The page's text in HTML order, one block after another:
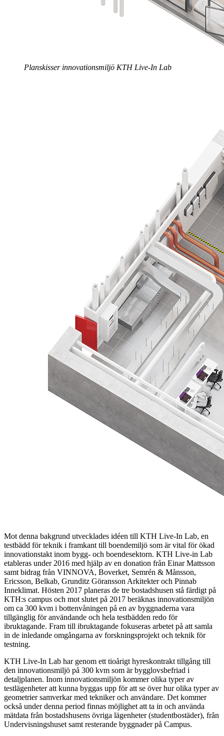
Planskisser innovationsmiljö KTH Live-In Lab
Mot denna bakgrund utvecklades idéen till KTH Live-In Lab, en
testbädd för teknik i framkant till boendemiljö som är vital för ökad
innovationstakt inom bygg- och boendesektorn. KTH Live-in Lab
etableras under 2016 med hjälp av en donation från Einar Mattsson
samt bidrag från VINNOVA, Boverket, Semrén & Månsson,
Ericsson, Belkab, Grunditz Göransson Arkitekter och Pinnab
Inneklimat. Hösten 2017 planeras de tre bostadshusen stå färdigt på
KTH:s campus och mot slutet på 2017 beräknas innovationsmiljön
om ca 300 kvm i bottenvåningen på en av byggnaderna vara
tillgänglig för användande och hela testbädden redo för
ibruktagande. Fram till ibruktagande fokuseras arbetet på att samla
in de inledande omgångarna av forskningsprojekt och teknik för
testning.
KTH Live-In Lab har genom ett tioårigt hyreskontrakt tillgång till
den innovationsmiljö på 300 kvm som är bygglovsbefriad i
detaljplanen. Inom innovationsmiljön kommer olika typer av
testlägenheter att kunna byggas upp för att se över hur olika typer av
geometrier samverkar med tekniker och användare. Det kommer
också under denna period finnas möjlighet att ta in och använda
mätdata från bostadshusens övriga lägenheter (studentbostäder), från
Undervisningshuset samt resterande byggnader på Campus.